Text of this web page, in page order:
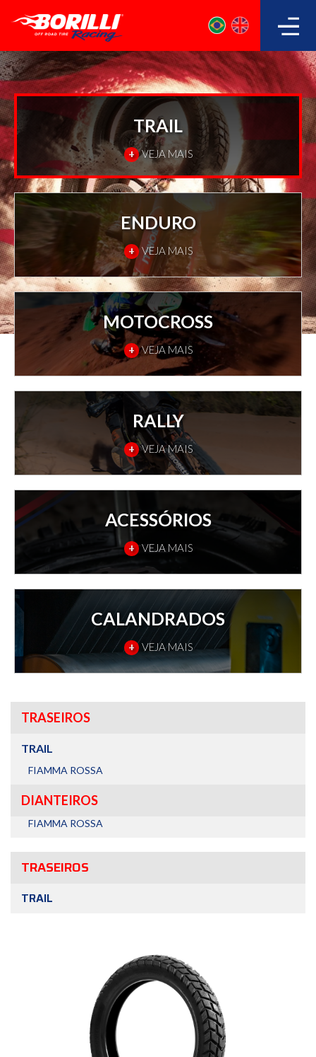
TRAIL
+ VEJA MAIS
ENDURO
+ VEJA MAIS
MOTOCROSS
+ VEJA MAIS
RALLY
+ VEJA MAIS
ACESSÓRIOS
+ VEJA MAIS
CALANDRADOS
+ VEJA MAIS
TRASEIROS
TRAIL
FIAMMA ROSSA
DIANTEIROS
FIAMMA ROSSA
TRASEIROS
TRAIL